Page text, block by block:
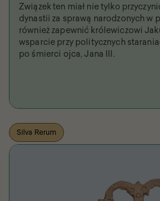
Związek ten miał nie tylko
dynastii za sprawą narodzonych w
również zapewnić królewiczowi
wsparcie przy politycznych
po śmierci ojca, Jana III.
Silva Rerum